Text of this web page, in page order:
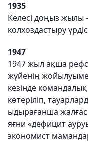
1935
Келесі доңыз жылы
колхоздастыру
1947
1947 жыл ақша
жүйенің
кезінде
көтеріліп,
ыдырағанша
яғни «дефицит
экономист